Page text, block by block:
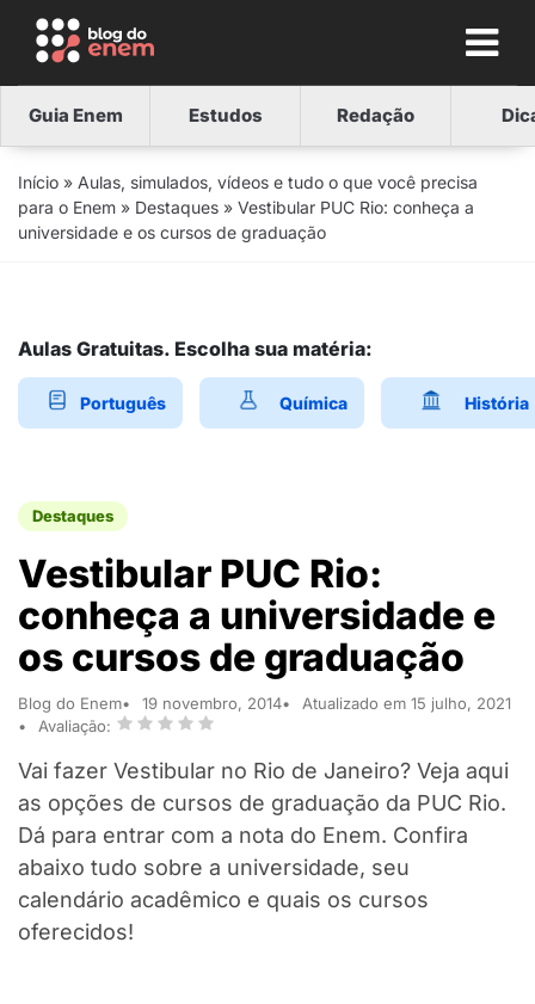
Guia Enem Estudos Redação
Início » Aulas, simulados, vídeos e tudo o que você precisa
para o Enem » Destaques » Vestibular PUC Rio: conheça a
universidade e os cursos de graduação
Aulas Gratuitas. Escolha sua matéria:
Português Química História
Destaques
Vestibular PUC Rio:
conheça a universidade e
os cursos de graduação
Blog do Enem 19 novembro, 2014
Atualizado em 15 julho, 2021
Avaliação:
Vai fazer Vestibular no Rio de Janeiro? Veja aqui
as opções de cursos de graduação da PUC Rio.
Dá para entrar com a nota do Enem. Confira
abaixo tudo sobre a universidade, seu
calendário acadêmico e quais os cursos
oferecidos!